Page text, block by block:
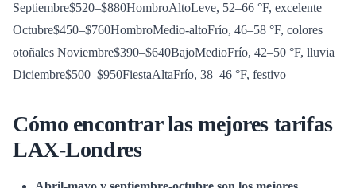
Septiembre$520–$880HombroAltoLeve, 52–66 °F, excelente
Octubre$450–$760HombroMedio-altoFrío, 46–58 °F, colores
otoñales Noviembre$390–$640BajoMedioFrío, 42–50 °F, lluvia
Diciembre$500–$950FiestaAltaFrío, 38–46 °F, festivo
Cómo encontrar las mejores tarifas
LAX-Londres